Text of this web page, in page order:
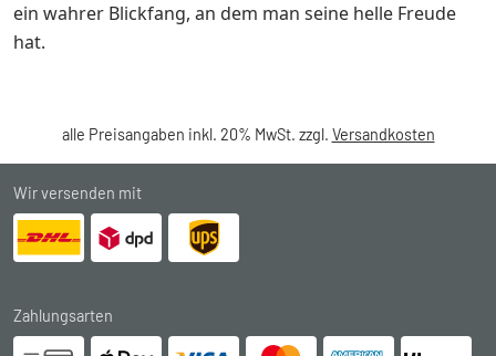
ein wahrer Blickfang, an dem man seine helle Freude
hat.
alle Preisangaben inkl. 20% MwSt. zzgl. Versandkosten
Wir versenden mit
Zahlungsarten